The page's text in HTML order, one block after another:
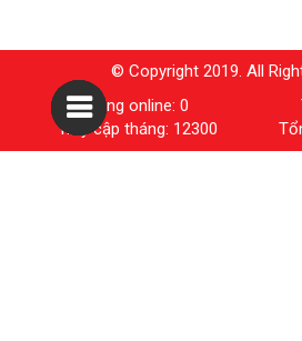
© Copyright 2019. All
Đang online: 0
Truy cập tháng: 12300